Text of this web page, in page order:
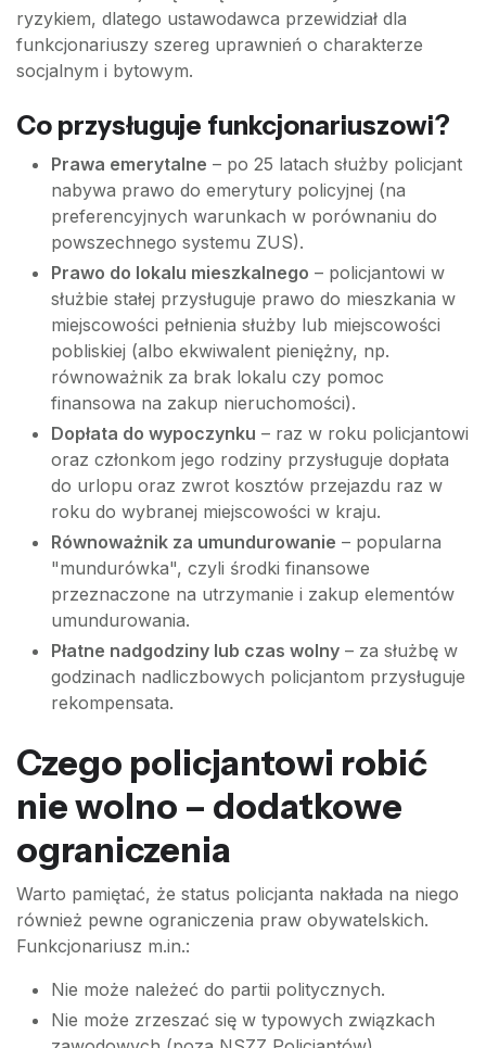
ryzykiem, dlatego ustawodawca przewidział dla
funkcjonariuszy szereg uprawnień o charakterze
socjalnym i bytowym.
Co przysługuje funkcjonariuszowi?
Prawa emerytalne – po 25 latach służby policjant
nabywa prawo do emerytury policyjnej (na
preferencyjnych warunkach w porównaniu do
powszechnego systemu ZUS).
Prawo do lokalu mieszkalnego – policjantowi w
służbie stałej przysługuje prawo do mieszkania w
miejscowości pełnienia służby lub miejscowości
pobliskiej (albo ekwiwalent pieniężny, np.
równoważnik za brak lokalu czy pomoc
finansowa na zakup nieruchomości).
Dopłata do wypoczynku – raz w roku policjantowi
oraz członkom jego rodziny przysługuje dopłata
do urlopu oraz zwrot kosztów przejazdu raz w
roku do wybranej miejscowości w kraju.
Równoważnik za umundurowanie – popularna
"mundurówka", czyli środki finansowe
przeznaczone na utrzymanie i zakup elementów
umundurowania.
Płatne nadgodziny lub czas wolny – za służbę w
godzinach nadliczbowych policjantom przysługuje
rekompensata.
Czego policjantowi robić
nie wolno – dodatkowe
ograniczenia
Warto pamiętać, że status policjanta nakłada na niego
również pewne ograniczenia praw obywatelskich.
Funkcjonariusz m.in.:
Nie może należeć do partii politycznych.
Nie może zrzeszać się w typowych związkach